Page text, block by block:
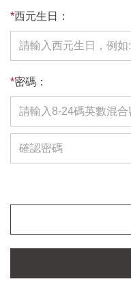
*西元生日：
*密碼：